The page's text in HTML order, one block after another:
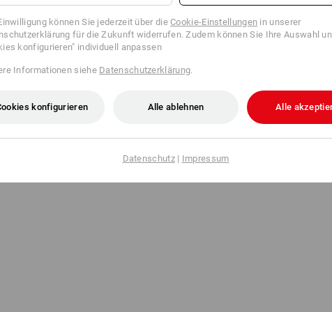
können Sie jederzeit über dieCookie-Einstellungen in unserer
für die Zukunft widerrufen. Zudem können Sie Ihre Auswahl
konfigurieren" individuell anpassen
Informationen siehe Datenschutzerklärung.
konfigurieren Alle ablehnen Alle
Datenschutz| Impressum